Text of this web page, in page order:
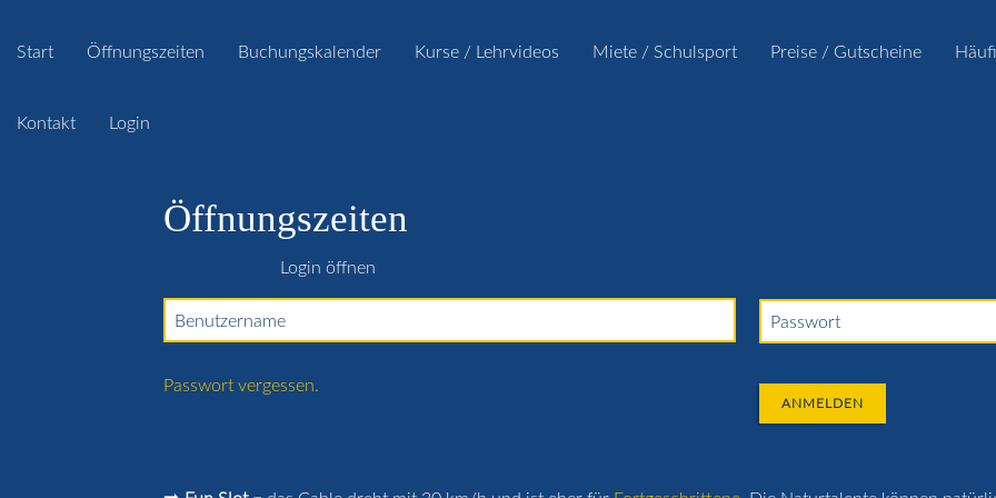
Start Öffnungszeiten Buchungskalender Kurse / Lehrvideos Miete / Schulsport Preise / Gutscheine
Kontakt Login
Öffnungszeiten
Login öffnen
Benutzername Passwort
Passwort vergessen.
ANMELDEN